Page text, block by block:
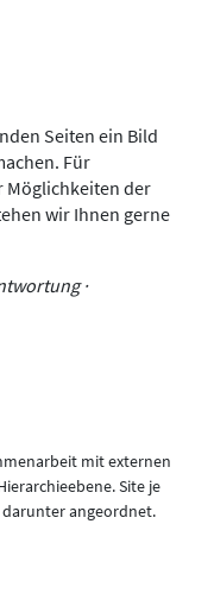
Seiten ein Bild
Für
der
wir Ihnen gerne
·
mit externen
Site je
angeordnet.